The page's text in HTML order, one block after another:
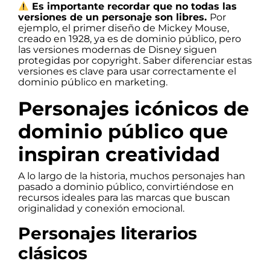
Es importante recordar que no todas las
versiones de un personaje son libres. Por
ejemplo, el primer diseño de Mickey Mouse,
creado en 1928, ya es de dominio público, pero
las versiones modernas de Disney siguen
protegidas por copyright. Saber diferenciar estas
versiones es clave para usar correctamente el
dominio público en marketing.
Personajes icónicos de
dominio público que
inspiran creatividad
A lo largo de la historia, muchos personajes han
pasado a dominio público, convirtiéndose en
recursos ideales para las marcas que buscan
originalidad y conexión emocional.
Personajes literarios
clásicos